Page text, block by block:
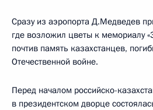
Сразу из аэропорта Д.Медведев
где возложил цветы к мемориалу
почтив память казахстанцев,
Отечественной войне.
Перед началом российско-
в президентском дворце